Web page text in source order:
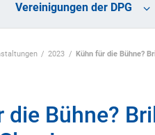
Vereinigungen der DPG
2023 Kühn für die Bühne?
die Bühne?